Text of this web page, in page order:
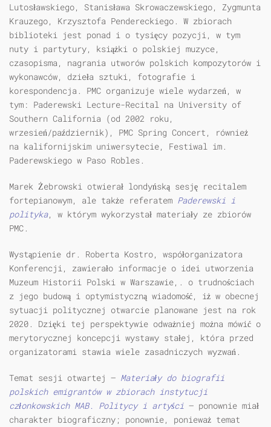
Lutosławskiego, Stanisława Skrowaczewskiego, Zygmunta
Krauzego, Krzysztofa Pendereckiego. W zbiorach
biblioteki jest ponad i o tysięcy pozycji, w tym
nuty i partytury, książki o polskiej muzyce,
czasopisma, nagrania utworów polskich kompozytorów i
wykonawców, dzieła sztuki, fotografie i
korespondencja. PMC organizuje wiele wydarzeń, w
tym: Paderewski Lecture-Recital na University of
Southern California (od 2002 roku,
wrzesień/październik), PMC Spring Concert, również
na kalifornijskim uniwersytecie, Festiwal im.
Paderewskiego w Paso Robles.
Marek Żebrowski otwierał londyńską sesję recitalem
fortepianowym, ale także referatem Paderewski i
polityka, w którym wykorzystał materiały ze zbiorów
PMC.
Wystąpienie dr. Roberta Kostro, współorganizatora
Konferencji, zawierało informacje o idei utworzenia
Muzeum Historii Polski w Warszawie,. o trudnościach
z jego budową i optymistyczną wiadomość, iż w obecnej
sytuacji politycznej otwarcie planowane jest na rok
2020. Dzięki tej perspektywie odważniej można mówić o
merytorycznej koncepcji wystawy stałej, która przed
organizatorami stawia wiele zasadniczych wyzwań.
Temat sesji otwartej — Materiały do biografii
polskich emigrantów w zbiorach instytucji
członkowskich MAB. Politycy i artyści — ponownie miał
charakter biograficzny; ponownie, ponieważ temat